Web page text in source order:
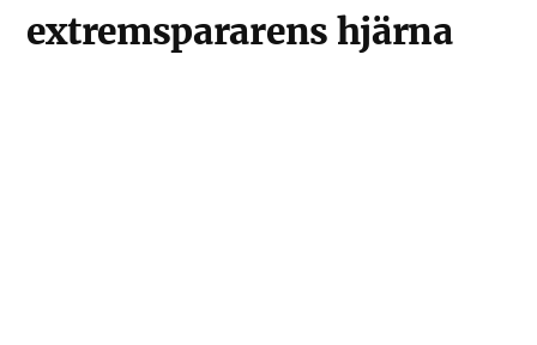
extremspararens hjärna